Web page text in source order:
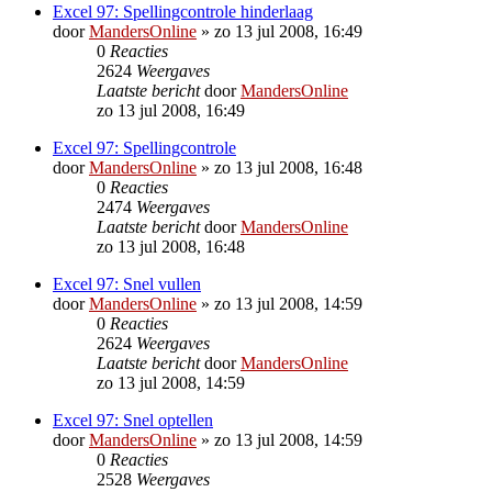
Excel 97: Spellingcontrole hinderlaag
doorMandersOnline » zo 13 jul 2008, 16:49
0 Reacties
2624 Weergaves
Laatste berichtdoorMandersOnline
zo 13 jul 2008, 16:49
Excel 97: Spellingcontrole
doorMandersOnline » zo 13 jul 2008, 16:48
0 Reacties
2474 Weergaves
Laatste berichtdoorMandersOnline
zo 13 jul 2008, 16:48
Excel 97: Snel vullen
doorMandersOnline » zo 13 jul 2008, 14:59
0 Reacties
2624 Weergaves
Laatste berichtdoorMandersOnline
zo 13 jul 2008, 14:59
Excel 97: Snel optellen
doorMandersOnline » zo 13 jul 2008, 14:59
0 Reacties
2528 Weergaves